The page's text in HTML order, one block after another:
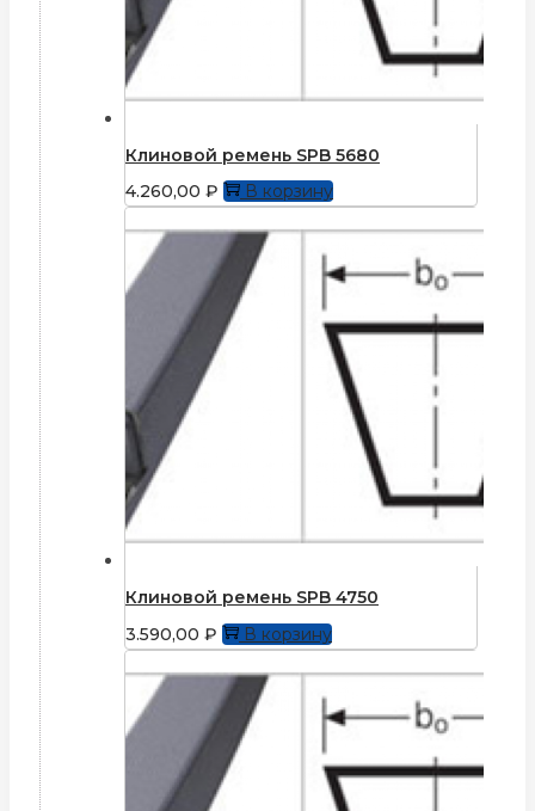
Клиновой ремень SPB 5680
4.260,00 ₽ В корзину
Клиновой ремень SPB 4750
3.590,00 ₽ В корзину